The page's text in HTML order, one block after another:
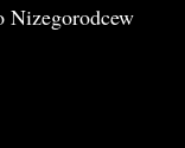
Nizegorodcew